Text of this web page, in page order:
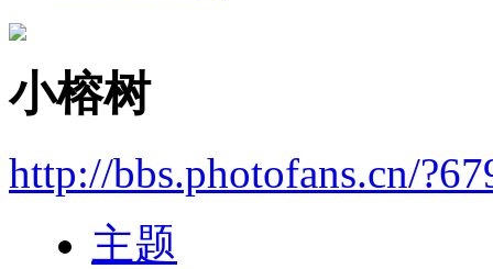
小榕树
http://bbs.photofans.cn/
主题